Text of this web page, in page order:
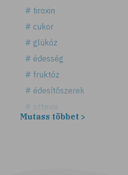
# tiroxin
# cukor
# glükóz
# édesség
# fruktóz
# édesítőszerek
# sztevia
# fogadalom
Mutass többet >